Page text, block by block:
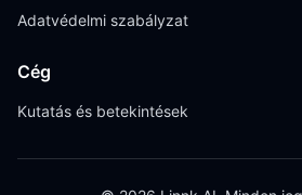
Adatvédelmi szabályzat
Cég
Kutatás és betekintések